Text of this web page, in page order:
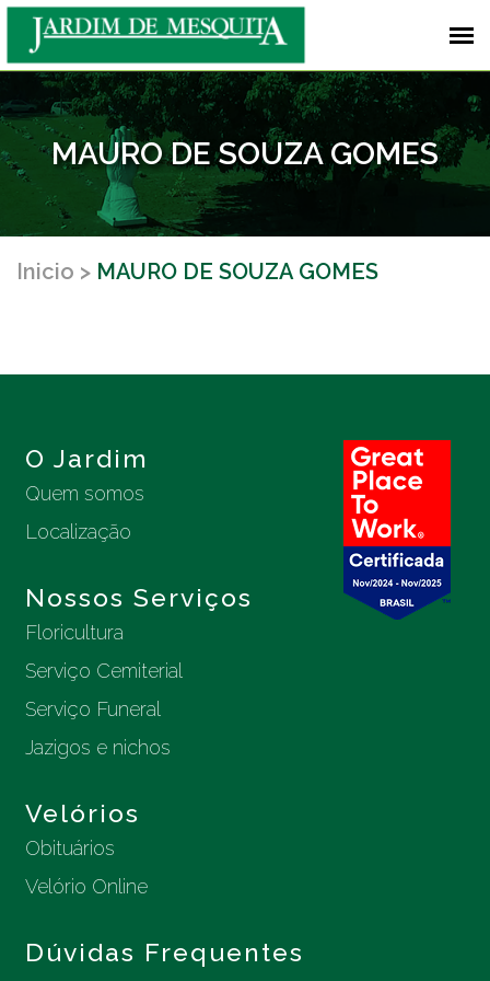
MAURO DE SOUZA GOMES
Inicio MAURO DE SOUZA GOMES
O Jardim
Quem somos
Localização
Nossos Serviços
Floricultura
Serviço Cemiterial
Serviço Funeral
Jazigos e nichos
Velórios
Obituários
Velório Online
Dúvidas Frequentes